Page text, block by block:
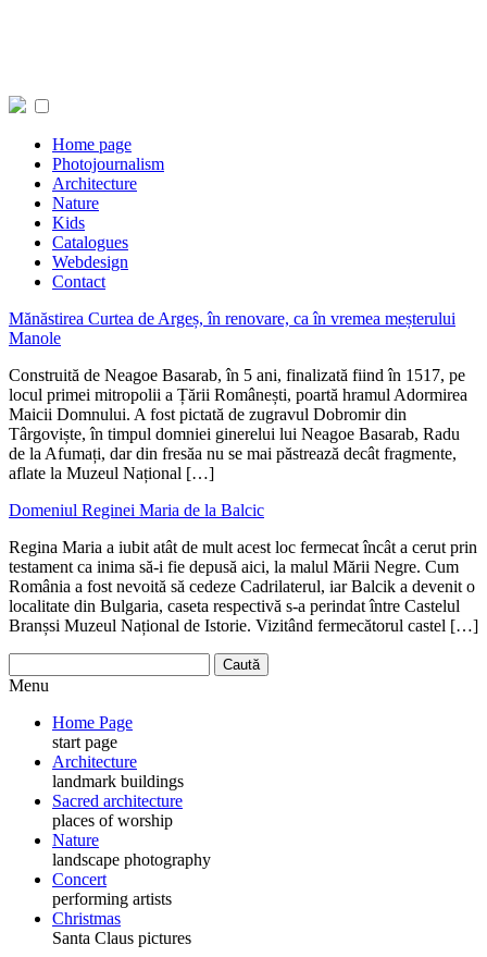
Home page
Photojournalism
Architecture
Nature
Kids
Catalogues
Webdesign
Contact
Mănăstirea Curtea de Argeș, în renovare, ca în vremea meșterului
Manole
Construită de Neagoe Basarab, în 5 ani, finalizată fiind în 1517, pe
locul primei mitropolii a Țării Românești, poartă hramul Adormirea
Maicii Domnului. A fost pictată de zugravul Dobromir din
Târgoviște, în timpul domniei ginerelui lui Neagoe Basarab, Radu
de la Afumați, dar din fresăa nu se mai păstrează decât fragmente,
aflate la Muzeul Național […]
Domeniul Reginei Maria de la Balcic
Regina Maria a iubit atât de mult acest loc fermecat încât a cerut prin
testament ca inima să-i fie depusă aici, la malul Mării Negre. Cum
România a fost nevoită să cedeze Cadrilaterul, iar Balcik a devenit o
localitate din Bulgaria, caseta respectivă s-a perindat între Castelul
Branșsi Muzeul Național de Istorie. Vizitând fermecătorul castel […]
Menu
Home Page
start page
Architecture
landmark buildings
Sacred architecture
places of worship
Nature
landscape photography
Concert
performing artists
Christmas
Santa Claus pictures